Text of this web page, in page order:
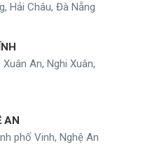
Hải Châu, Đà Nẵng
An, Nghi Xuân,
AN
phố Vinh, Nghệ An